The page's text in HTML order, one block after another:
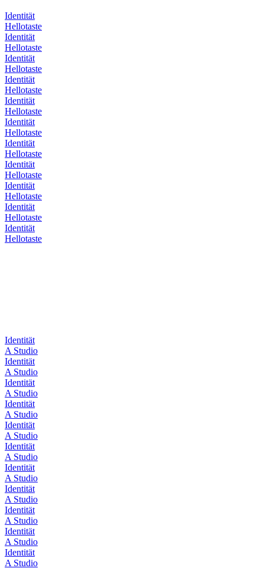
Identität
Hellotaste
Identität
Hellotaste
Identität
Hellotaste
Identität
Hellotaste
Identität
Hellotaste
Identität
Hellotaste
Identität
Hellotaste
Identität
Hellotaste
Identität
Hellotaste
Identität
Hellotaste
Identität
Hellotaste
Identität
A Studio
Identität
A Studio
Identität
A Studio
Identität
A Studio
Identität
A Studio
Identität
A Studio
Identität
A Studio
Identität
A Studio
Identität
A Studio
Identität
A Studio
Identität
A Studio